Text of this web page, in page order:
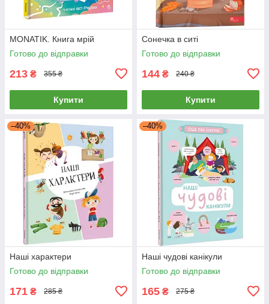
MONATIK. Книга мрій
Готово до відправки
213 ₴ 355 ₴
Купити
Сонечка в ситі
Готово до відправки
144 ₴ 240 ₴
Купити
–40%
Наші характери
Готово до відправки
171 ₴ 285 ₴
–40%
Наші чудові канікули
Готово до відправки
165 ₴ 275 ₴